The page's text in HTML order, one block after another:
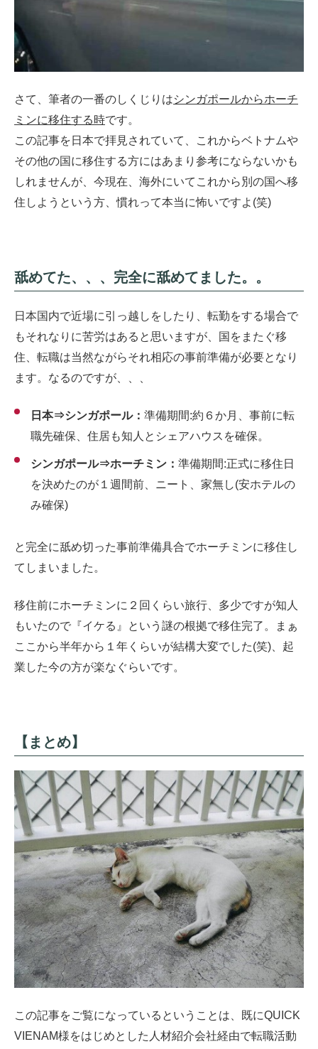
さて、筆者の一番のしくじりはシンガポールからホーチ
ミンに移住する時です。
この記事を日本で拝見されていて、これからベトナムや
その他の国に移住する方にはあまり参考にならないかも
しれませんが、今現在、海外にいてこれから別の国へ移
住しようという方、慣れって本当に怖いですよ(笑)
舐めてた、、、完全に舐めてました。。
日本国内で近場に引っ越しをしたり、転勤をする場合で
もそれなりに苦労はあると思いますが、国をまたぐ移
住、転職は当然ながらそれ相応の事前準備が必要となり
ます。なるのですが、、、
日本⇒シンガポール： 準備期間:約６か月、事前に転
職先確保、住居も知人とシェアハウスを確保。
シンガポール⇒ホーチミン： 準備期間:正式に移住日
を決めたのが１週間前、ニート、家無し(安ホテルの
み確保)
と完全に舐め切った事前準備具合でホーチミンに移住し
てしまいました。
移住前にホーチミンに２回くらい旅行、多少ですが知人
もいたので『イケる』という謎の根拠で移住完了。まぁ
ここから半年から１年くらいが結構大変でした(笑)、起
業した今の方が楽なぐらいです。
【まとめ】
この記事をご覧になっているということは、既にQUICK
VIENAM様をはじめとした人材紹介会社経由で転職活動